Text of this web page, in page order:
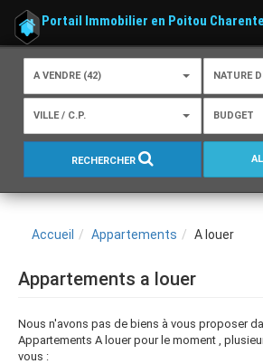
Portail Immobilier en Poitou
A VENDRE (42) NATURE
VILLE / C.P. BUDGET
RECHERCHER
Accueil Appartements A louer
Appartements a louer
Nous n'avons pas de biens à vous proposer
Appartements A louer pour le moment ,
vous :